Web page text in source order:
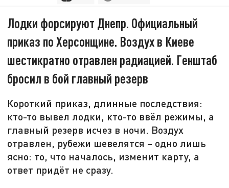
Лодки форсируют Днепр. Официальный
приказ по Херсонщине. Воздух в Киеве
шестикратно отравлен радиацией. Генштаб
бросил в бой главный резерв
Короткий приказ, длинные последствия:
кто-то вывел лодки, кто-то ввёл режимы, а
главный резерв исчез в ночи. Воздух
отравлен, рубежи шевелятся – одно лишь
ясно: то, что началось, изменит карту, а
ответ придёт не сразу.